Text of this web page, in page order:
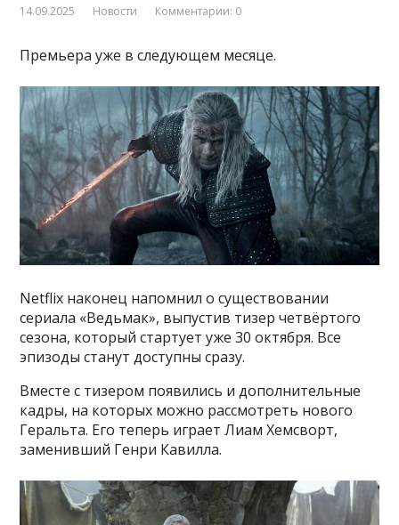
14.09.2025 Новости Комментарии: 0
Премьера уже в следующем месяце.
Netflix наконец напомнил о существовании
сериала «Ведьмак», выпустив тизер четвёртого
сезона, который стартует уже 30 октября. Все
эпизоды станут доступны сразу.
Вместе с тизером появились и дополнительные
кадры, на которых можно рассмотреть нового
Геральта. Его теперь играет Лиам Хемсворт,
заменивший Генри Кавилла.